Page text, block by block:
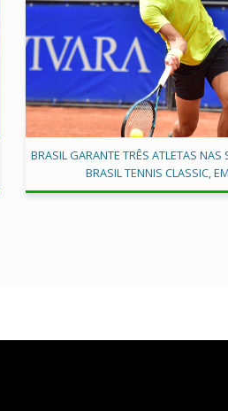
BRASIL GARANTE TRÊS ATLETAS
BRASIL TENNIS CLASSIC,